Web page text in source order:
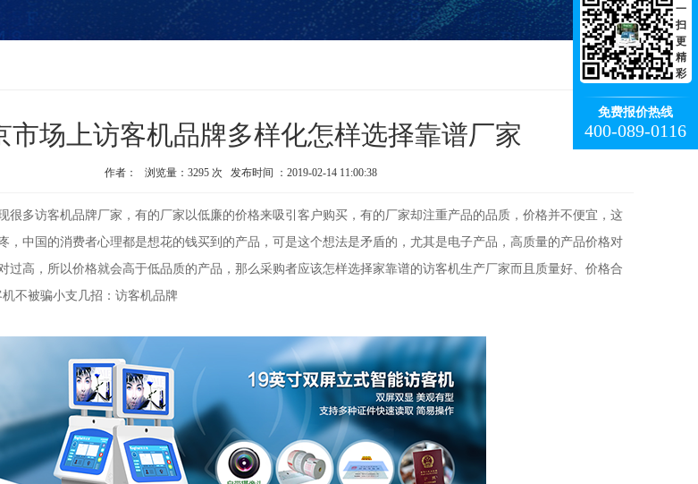
市场上访客机品牌多样化怎样选择靠谱厂家
作者： 浏览量：3295 次 发布时间 ：2019-02-14 11:00:38
多访客机品牌厂家，有的厂家以低廉的价格来吸引客户购买，有的厂家却注重产品的品质，价格并不便宜，这
，中国的消费者心理都是想花的钱买到的产品，可是这个想法是矛盾的，尤其是电子产品，高质量的产品价格对
过高，所以价格就会高于低品质的产品，那么采购者应该怎样选择家靠谱的访客机生产厂家而且质量好、价格合
不被骗小支几招：访客机品牌
一
扫
更
精
彩
免费报价热线
400-089-0116